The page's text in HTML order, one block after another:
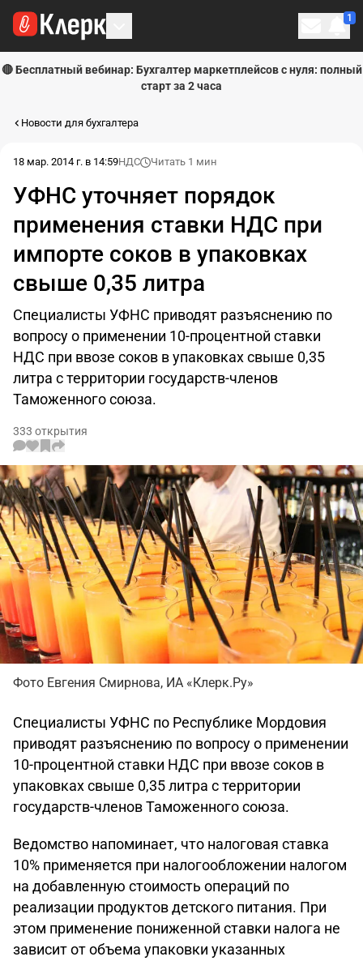
1
🔴 Бесплатный вебинар: Бухгалтер маркетплейсов с нуля: полный
старт за 2 часа
Новости для бухгалтера
18 мар. 2014 г. в 14:59НДС Читать 1 мин
УФНС уточняет порядок
применения ставки НДС при
импорте соков в упаковках
свыше 0,35 литра
Специалисты УФНС приводят разъяснению по
вопросу о применении 10-процентной ставки
НДС при ввозе соков в упаковках свыше 0,35
литра с территории государств-членов
Таможенного союза.
333 открытия
Фото Евгения Смирнова, ИА «Клерк.Ру»
Специалисты УФНС по Республике Мордовия
приводят разъяснению по вопросу о применении
10-процентной ставки НДС при ввозе соков в
упаковках свыше 0,35 литра с территории
государств-членов Таможенного союза.
Ведомство напоминает, что налоговая ставка
10% применяется при налогообложении налогом
на добавленную стоимость операций по
реализации продуктов детского питания. При
этом применение пониженной ставки налога не
зависит от объема упаковки указанных